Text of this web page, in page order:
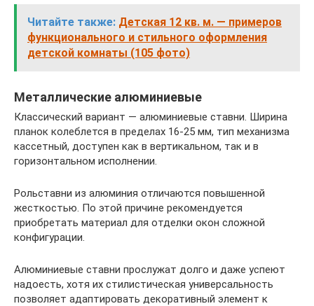
Читайте также: Детская 12 кв. м. — примеров
функционального и стильного оформления
детской комнаты (105 фото)
Металлические алюминиевые
Классический вариант — алюминиевые ставни. Ширина
планок колеблется в пределах 16-25 мм, тип механизма
кассетный, доступен как в вертикальном, так и в
горизонтальном исполнении.
Рольставни из алюминия отличаются повышенной
жесткостью. По этой причине рекомендуется
приобретать материал для отделки окон сложной
конфигурации.
Алюминиевые ставни прослужат долго и даже успеют
надоесть, хотя их стилистическая универсальность
позволяет адаптировать декоративный элемент к